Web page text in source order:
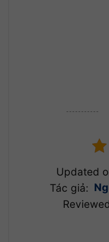
Updated
Tác giả: